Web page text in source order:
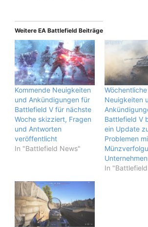
Weitere EA Battlefield Beiträge
Kommende Neuigkeiten
und Ankündigungen für
Battlefield V für nächste
Woche skizziert, Fragen
und Antworten
veröffentlicht
In "Battlefield News"
Wöchentliche
Neuigkeiten
Battlefield V
ein Update
Problemen
In